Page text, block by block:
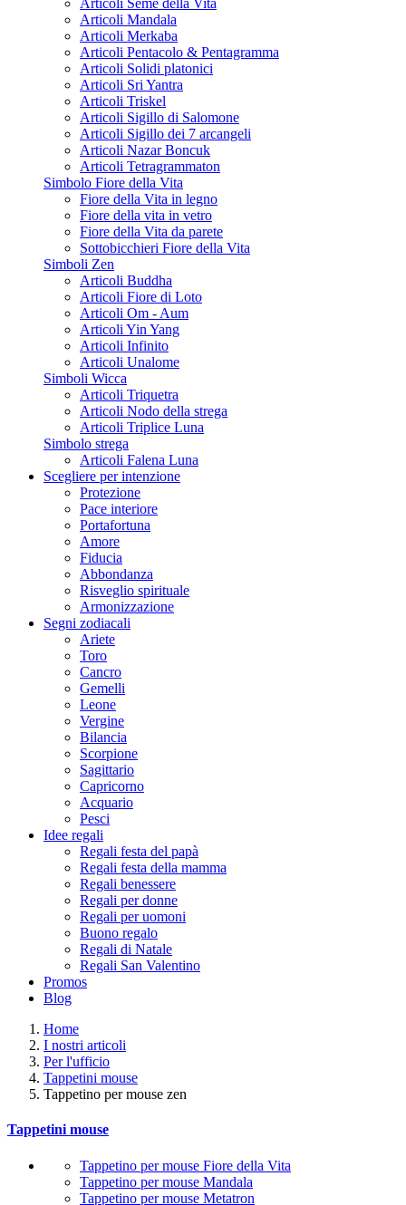
Articoli Seme della Vita
Articoli Mandala
Articoli Merkaba
Articoli Pentacolo & Pentagramma
Articoli Solidi platonici
Articoli Sri Yantra
Articoli Triskel
Articoli Sigillo di Salomone
Articoli Sigillo dei 7 arcangeli
Articoli Nazar Boncuk
Articoli Tetragrammaton
Simbolo Fiore della Vita
Fiore della Vita in legno
Fiore della vita in vetro
Fiore della Vita da parete
Sottobicchieri Fiore della Vita
Simboli Zen
Articoli Buddha
Articoli Fiore di Loto
Articoli Om - Aum
Articoli Yin Yang
Articoli Infinito
Articoli Unalome
Simboli Wicca
Articoli Triquetra
Articoli Nodo della strega
Articoli Triplice Luna
Simbolo strega
Articoli Falena Luna
Scegliere per intenzione
Protezione
Pace interiore
Portafortuna
Amore
Fiducia
Abbondanza
Risveglio spirituale
Armonizzazione
Segni zodiacali
Ariete
Toro
Cancro
Gemelli
Leone
Vergine
Bilancia
Scorpione
Sagittario
Capricorno
Acquario
Pesci
Idee regali
Regali festa del papà
Regali festa della mamma
Regali benessere
Regali per donne
Regali per uomoni
Buono regalo
Regali di Natale
Regali San Valentino
Promos
Blog
Home
I nostri articoli
Per l'ufficio
Tappetini mouse
Tappetino per mouse zen
Tappetini mouse
Tappetino per mouse Fiore della Vita
Tappetino per mouse Mandala
Tappetino per mouse Metatron